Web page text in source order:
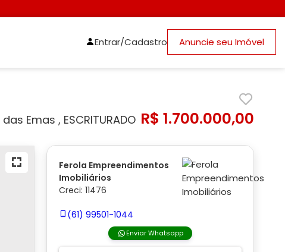
Entrar/Cadastro Anuncie seu Imóvel
Emas , ESCRITURADO R$ 1.700.000,00
Ferola Empreendimentos
Imobiliários
Creci: 11476
(61) 99501-1044
Enviar Whatsapp